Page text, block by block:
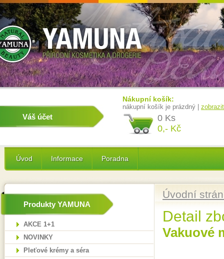
Váš účet
Nákupní košík:
nákupní košík je prázdný |
0 Ks
0,- Kč
Úvod Informace Poradna
Produkty YAMUNA
AKCE 1+1
NOVINKY
Pleťové krémy a séra
Úvodní
Detail
Vakuové